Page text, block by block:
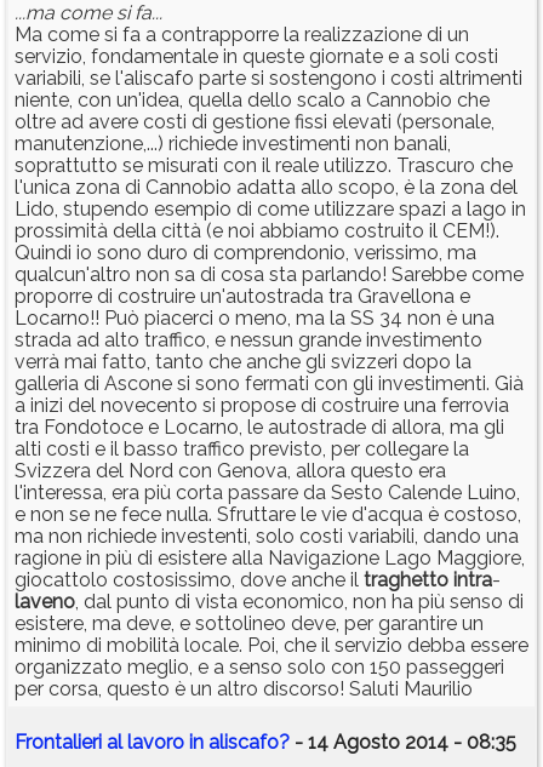
...ma come si fa...
Ma come si fa a contrapporre la realizzazione di un
servizio, fondamentale in queste giornate e a soli costi
variabili, se l'aliscafo parte si sostengono i costi altrimenti
niente, con un'idea, quella dello scalo a Cannobio che
oltre ad avere costi di gestione fissi elevati (personale,
manutenzione,...) richiede investimenti non banali,
soprattutto se misurati con il reale utilizzo. Trascuro che
l'unica zona di Cannobio adatta allo scopo, è la zona del
Lido, stupendo esempio di come utilizzare spazi a lago in
prossimità della città (e noi abbiamo costruito il CEM!).
Quindi io sono duro di comprendonio, verissimo, ma
qualcun'altro non sa di cosa sta parlando! Sarebbe come
proporre di costruire un'autostrada tra Gravellona e
Locarno!! Può piacerci o meno, ma la SS 34 non è una
strada ad alto traffico, e nessun grande investimento
verrà mai fatto, tanto che anche gli svizzeri dopo la
galleria di Ascone si sono fermati con gli investimenti. Già
a inizi del novecento si propose di costruire una ferrovia
tra Fondotoce e Locarno, le autostrade di allora, ma gli
alti costi e il basso traffico previsto, per collegare la
Svizzera del Nord con Genova, allora questo era
l'interessa, era più corta passare da Sesto Calende Luino,
e non se ne fece nulla. Sfruttare le vie d'acqua è costoso,
ma non richiede investenti, solo costi variabili, dando una
ragione in più di esistere alla Navigazione Lago Maggiore,
giocattolo costosissimo, dove anche il traghetto intra-
laveno, dal punto di vista economico, non ha più senso di
esistere, ma deve, e sottolineo deve, per garantire un
minimo di mobilità locale. Poi, che il servizio debba essere
organizzato meglio, e a senso solo con 150 passeggeri
per corsa, questo è un altro discorso! Saluti Maurilio
Frontalieri al lavoro in aliscafo? - 14 Agosto 2014 - 08:35